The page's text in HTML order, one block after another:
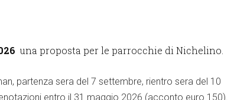
una proposta per le parrocchie di Nichelino.
partenza sera del 7 settembre, rientro sera del 10
entro il 31 maggio 2026 (acconto euro 150).